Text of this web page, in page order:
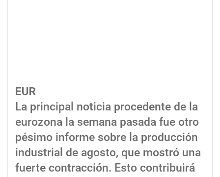
EUR
La principal noticia procedente de la
eurozona la semana pasada fue otro
pésimo informe sobre la producción
industrial de agosto, que mostró una
fuerte contracción. Esto contribuirá